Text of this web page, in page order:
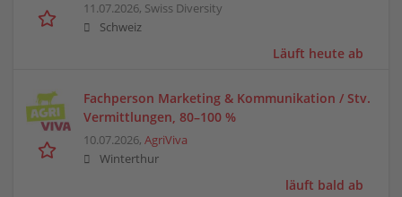
11.07.2026, Swiss Diversity
Schweiz
Läuft heute ab
Fachperson Marketing & Kommunikation / Stv.
Vermittlungen, 80–100 %
10.07.2026, AgriViva
Winterthur
läuft bald ab